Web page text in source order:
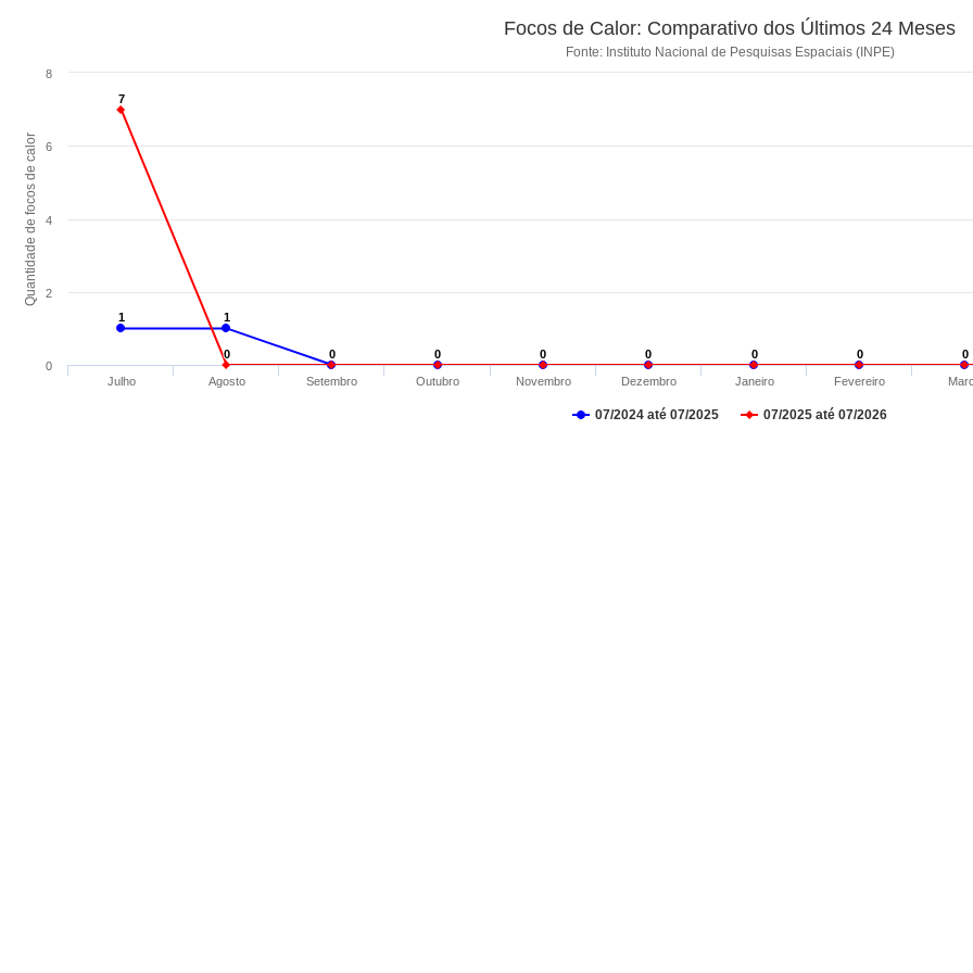
Quantidade de focos de calor
Focos de Calor: Comparativo dos Últimos 24 Meses
Fonte: Instituto Nacional de Pesquisas Espaciais (INPE)
1
1 1
1
0
0 0
0 0
0 0
0 0
0 0
0 0
0
7
7
0
0
07/2024 até 07/2025 07/2025 até 07/2026
Julho Agosto Setembro Outubro Novembro Dezembro Janeiro Fevereiro
0
2
4
6
8